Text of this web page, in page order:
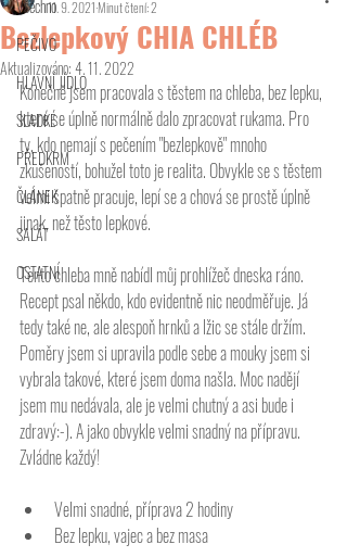
Všechno
PEČIVO
HLAVNÍ JÍDLO
SLADKÉ
PŘEDKRM
ČLÁNEK
SALÁT
OSTATNÍ
Bezlepkový CHIA CHLÉB
11. 9. 2021Minut čtení: 2
Aktualizováno:4. 11. 2022
Konečně jsem pracovala s těstem na chleba, bez lepku,
které se úplně normálně dalo zpracovat rukama. Pro
ty, kdo nemají s pečením "bezlepkově" mnoho
zkušeností, bohužel toto je realita. Obvykle se s těstem
velmi špatně pracuje, lepí se a chová se prostě úplně
jinak, než těsto lepkové.
Tento chleba mně nabídl můj prohlížeč dneska ráno.
Recept psal někdo, kdo evidentně nic neodměřuje. Já
tedy také ne, ale alespoň hrnků a lžic se stále držím.
Poměry jsem si upravila podle sebe a mouky jsem si
vybrala takové, které jsem doma našla. Moc nadějí
jsem mu nedávala, ale je velmi chutný a asi bude i
zdravý:-). A jako obvykle velmi snadný na přípravu.
Zvládne každý!
Velmi snadné, příprava 2 hodiny
Bez lepku, vajec a bez masa